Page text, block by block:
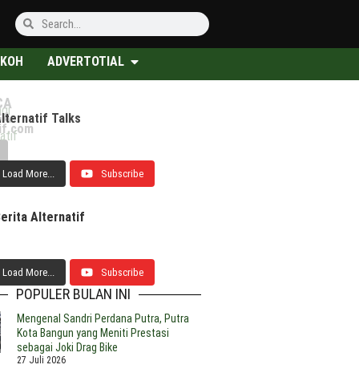
ADVERTOTIAL
Asia-
Kembali
Talks
Load More... Subscribe
Alternatif
Load More... Subscribe
POPULER BULAN INI
Mengenal Sandri Perdana Putra, Putra
Kota Bangun yang Meniti Prestasi
sebagai Joki Drag Bike
27 Juli 2026